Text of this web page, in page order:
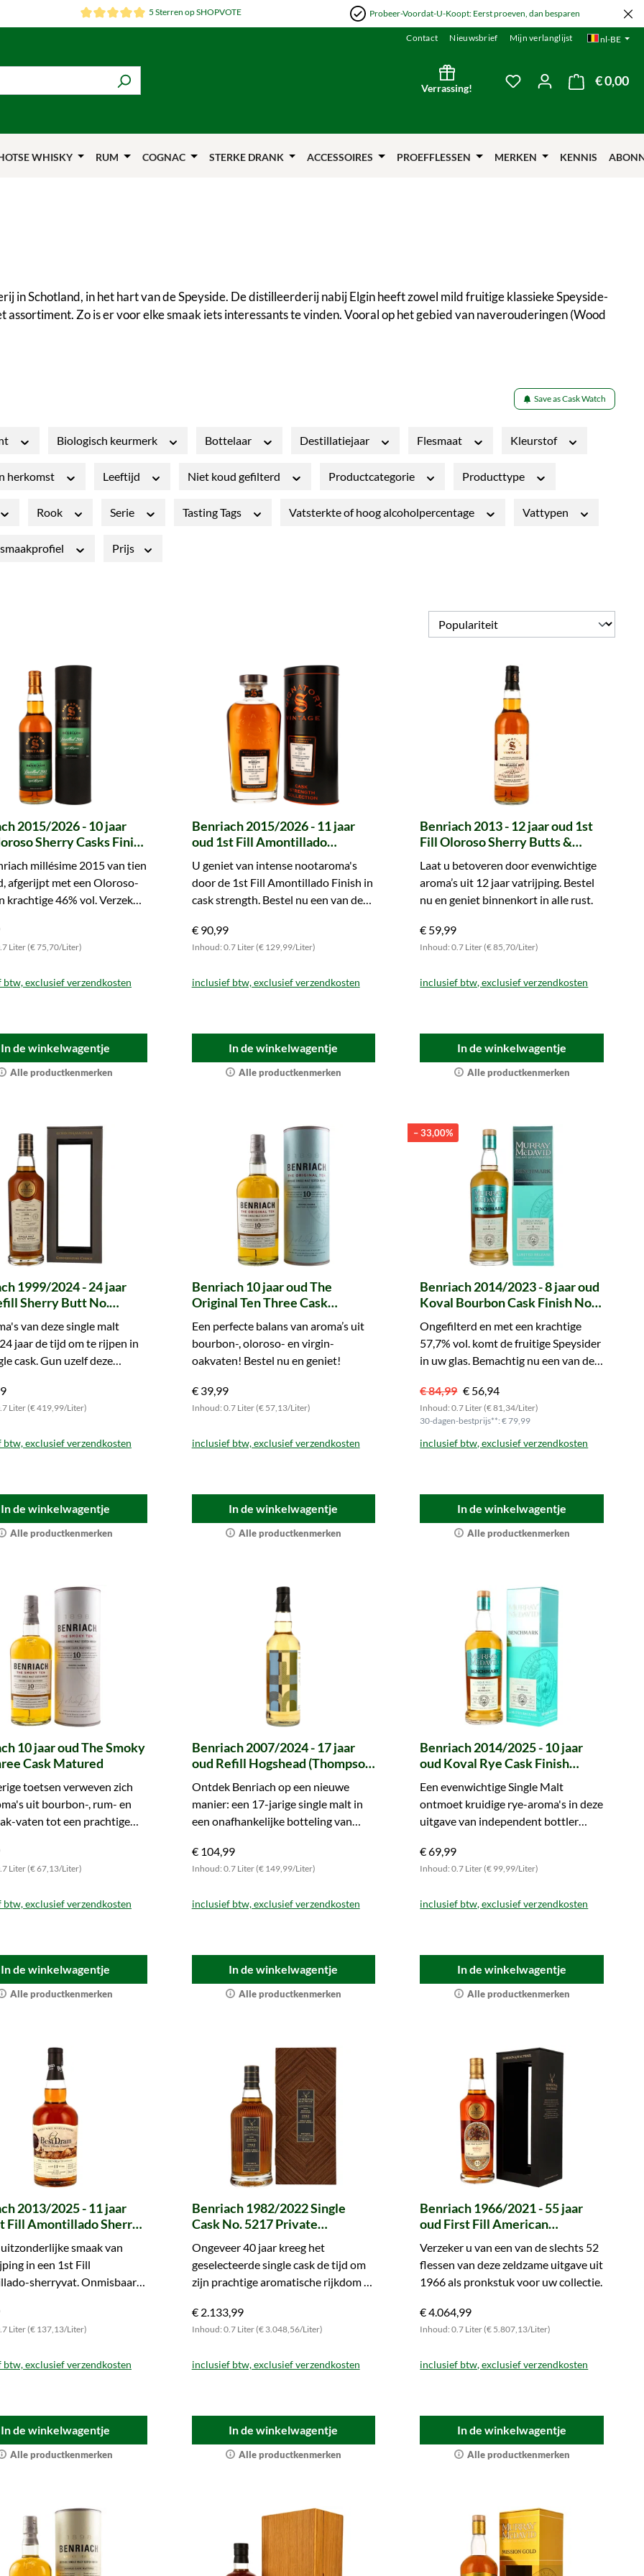
5 Sterren op SHOPVOTE Probeer-Voordat-U-Koopt: Eerst proeven, dan besparen
Contact Nieuwsbrief Mijn verlanglijst nl-BE
Verrassing!
Je hebt 0 items op je
€ 0,00
WHISKY RUM COGNAC STERKE DRANK ACCESSOIRES PROEFFLESSEN MERKEN KENNIS
in Schotland, in het hart van de Speyside. De distilleerderij nabij Elgin heeft zowel mild fruitige klassieke Speyside-
assortiment. Zo is er voor elke smaak iets interessants te vinden. Vooral op het gebied van naverouderingen (Wood
Save as Cask Watch
Biologisch keurmerk Bottelaar Destillatiejaar Flesmaat Kleurstof
herkomst Leeftijd Niet koud gefilterd Productcategorie Producttype
Rook Serie Tasting Tags Vatsterkte of hoog alcoholpercentage Vattypen
Prijs
2015/2026 - 10 jaar
Sherry Casks Finish
millésime 2015 van tien
afgerijpt met een Oloroso-
krachtige 46% vol. Verzeker
Liter (€ 75,70/Liter)
btw, exclusief verzendkosten
In de winkelwagentje
Alle productkenmerken
Benriach 2015/2026 - 11 jaar
oud 1st Fill Amontillado
Strength Collection (Signatory)
U geniet van intense nootaroma's
door de 1st Fill Amontillado Finish in
cask strength. Bestel nu een van de
€ 90,99
Inhoud: 0.7 Liter (€ 129,99/Liter)
inclusief btw, exclusief verzendkosten
In de winkelwagentje
Alle productkenmerken
Benriach 2013 - 12 jaar oud 1st
Fill Oloroso Sherry Butts &
Edition #69 (Signatory)
Laat u betoveren door evenwichtige
aroma’s uit 12 jaar vatrijping. Bestel
nu en geniet binnenkort in alle rust.
€ 59,99
Inhoud: 0.7 Liter (€ 85,70/Liter)
inclusief btw, exclusief verzendkosten
In de winkelwagentje
Alle productkenmerken
1999/2024 - 24 jaar
Sherry Butt No.
& MacPhail)
van deze single malt
jaar de tijd om te rijpen in
cask. Gun uzelf deze
Liter (€ 419,99/Liter)
btw, exclusief verzendkosten
In de winkelwagentje
Alle productkenmerken
Benriach 10 jaar oud The
Original Ten Three Cask
Een perfecte balans van aroma’s uit
bourbon-, oloroso- en virgin-
oakvaten! Bestel nu en geniet!
€ 39,99
Inhoud: 0.7 Liter (€ 57,13/Liter)
inclusief btw, exclusief verzendkosten
In de winkelwagentje
Alle productkenmerken
– 33,00%
Benriach 2014/2023 - 8 jaar oud
Koval Bourbon Cask Finish No.
Benchmark (Murray McDavid)
Ongefilterd en met een krachtige
57,7% vol. komt de fruitige Speysider
in uw glas. Bemachtig nu een van de
€ 84,99 € 56,94
Inhoud: 0.7 Liter (€ 81,34/Liter)
30-dagen-bestprijs**: € 79,99
inclusief btw, exclusief verzendkosten
In de winkelwagentje
Alle productkenmerken
10 jaar oud The Smoky
Cask Matured
toetsen verweven zich
uit bourbon-, rum- en
vaten tot een prachtige
Liter (€ 67,13/Liter)
btw, exclusief verzendkosten
In de winkelwagentje
Alle productkenmerken
Benriach 2007/2024 - 17 jaar
oud Refill Hogshead (Thompson
Ontdek Benriach op een nieuwe
manier: een 17-jarige single malt in
een onafhankelijke botteling van
€ 104,99
Inhoud: 0.7 Liter (€ 149,99/Liter)
inclusief btw, exclusief verzendkosten
In de winkelwagentje
Alle productkenmerken
Benriach 2014/2025 - 10 jaar
oud Koval Rye Cask Finish
Een evenwichtige Single Malt
ontmoet kruidige rye-aroma's in deze
uitgave van independent bottler
nu!
€ 69,99
Inhoud: 0.7 Liter (€ 99,99/Liter)
inclusief btw, exclusief verzendkosten
In de winkelwagentje
Alle productkenmerken
2013/2025 - 11 jaar
Fill Amontillado Sherry
smaak van
in een 1st Fill
sherryvat. Onmisbaar
Liter (€ 137,13/Liter)
btw, exclusief verzendkosten
In de winkelwagentje
Alle productkenmerken
Benriach 1982/2022 Single
Cask No. 5217 Private
Ongeveer 40 jaar kreeg het
geselecteerde single cask de tijd om
zijn prachtige aromatische rijkdom te
€ 2.133,99
Inhoud: 0.7 Liter (€ 3.048,56/Liter)
inclusief btw, exclusief verzendkosten
In de winkelwagentje
Alle productkenmerken
Benriach 1966/2021 - 55 jaar
oud First Fill American
Takers (Gordon & MacPhail)
Verzeker u van een van de slechts 52
flessen van deze zeldzame uitgave uit
1966 als pronkstuk voor uw collectie.
€ 4.064,99
Inhoud: 0.7 Liter (€ 5.807,13/Liter)
inclusief btw, exclusief verzendkosten
In de winkelwagentje
Alle productkenmerken